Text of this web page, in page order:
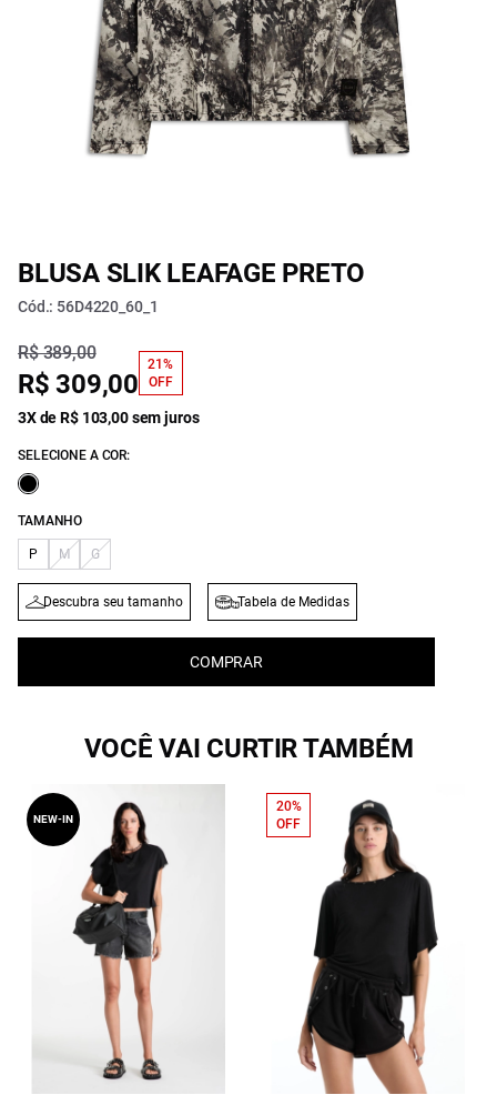
BLUSA SLIK LEAFAGE PRETO
Cód.: 56D4220_60_1
R$ 389,00
R$ 309,00
21%
OFF
3X de R$ 103,00 sem juros
SELECIONE A COR:
TAMANHO
P M G
Descubra seu tamanho Tabela de Medidas
COMPRAR
VOCÊ VAI CURTIR TAMBÉM
NEW-IN
20%
OFF